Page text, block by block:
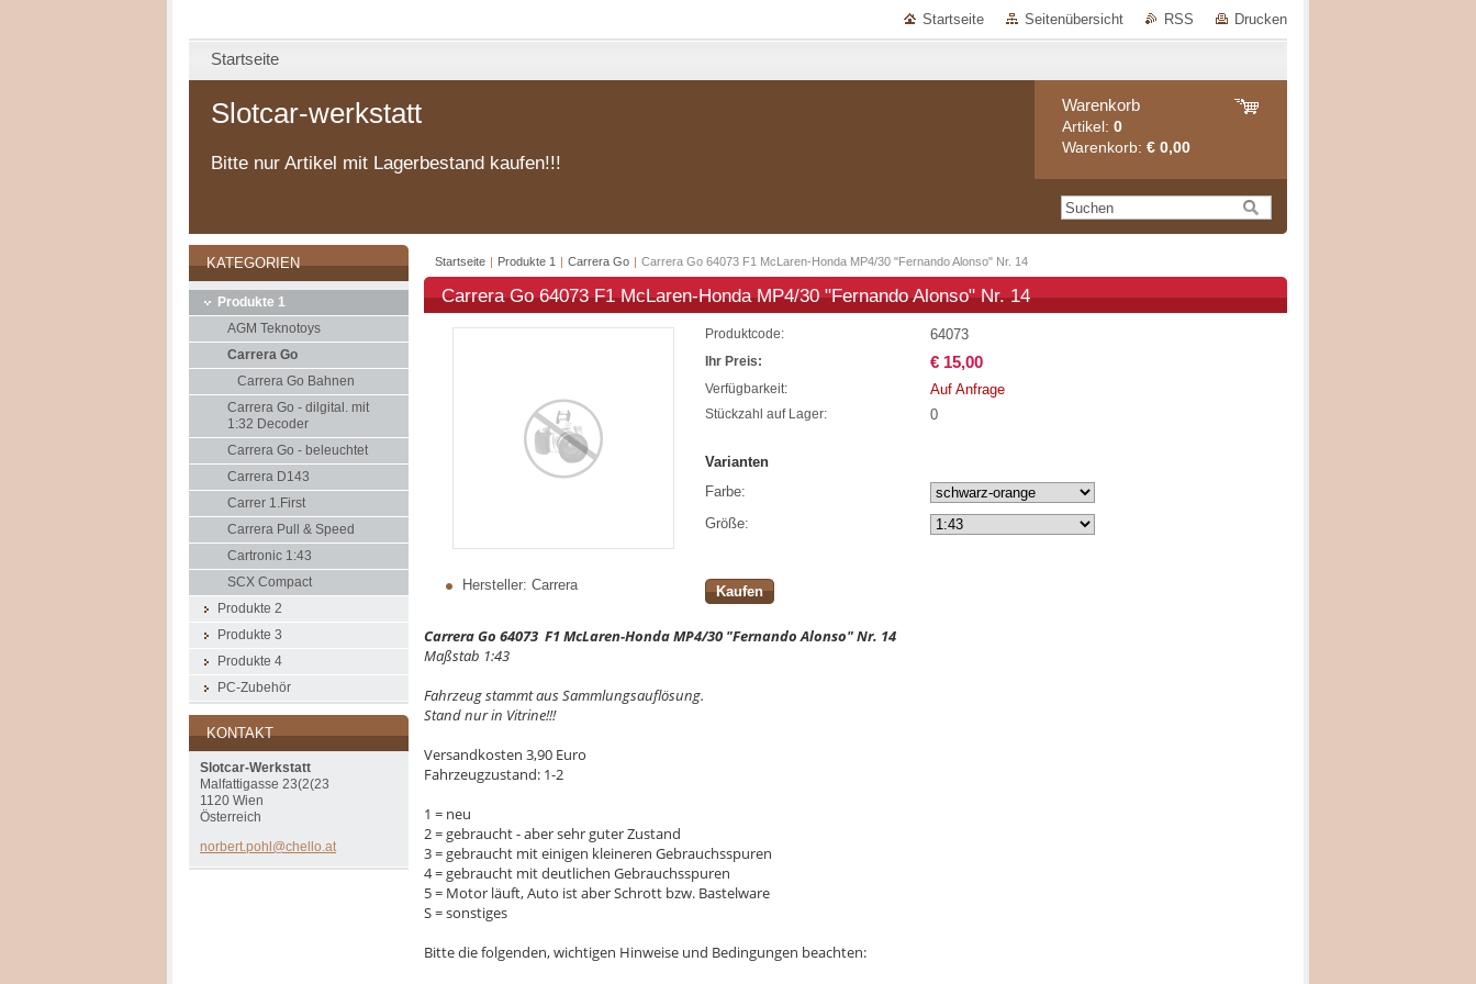
Startseite Seitenübersicht RSS Drucken
Startseite
Slotcar-werkstatt
Bitte nur Artikel mit Lagerbestand kaufen!!!
Warenkorb
Artikel: 0
Warenkorb: € 0,00
Startseite | Produkte 1 | Carrera Go | Carrera Go 64073 F1 McLaren-Honda MP4/30 "Fernando Alonso" Nr. 14
Carrera Go 64073 F1 McLaren-Honda MP4/30 "Fernando Alonso" Nr. 14
Hersteller: Carrera
Produktcode: 64073
Ihr Preis: € 15,00
Verfügbarkeit: Auf Anfrage
Stückzahl auf Lager: 0
Varianten
Farbe:
Größe:
Kaufen
Carrera Go 64073 F1 McLaren-Honda MP4/30 "Fernando Alonso" Nr. 14
Maßstab 1:43
Fahrzeug stammt aus Sammlungsauflösung.
Stand nur in Vitrine!!!
Versandkosten 3,90 Euro
Fahrzeugzustand: 1-2
1 = neu
2 = gebraucht - aber sehr guter Zustand
3 = gebraucht mit einigen kleineren Gebrauchsspuren
4 = gebraucht mit deutlichen Gebrauchsspuren
5 = Motor läuft, Auto ist aber Schrott bzw. Bastelware
S = sonstiges
Bitte die folgenden, wichtigen Hinweise und Bedingungen beachten:
KATEGORIEN
Produkte 1
AGM Teknotoys
Carrera Go
Carrera Go Bahnen
Carrera Go - dilgital. mit
1:32 Decoder
Carrera Go - beleuchtet
Carrera D143
Carrer 1.First
Carrera Pull & Speed
Cartronic 1:43
SCX Compact
Produkte 2
Produkte 3
Produkte 4
PC-Zubehör
KONTAKT
Slotcar-Werkstatt
Malfattigasse 23(2(23
1120 Wien
Österreich
norbert. pohl@che llo.at